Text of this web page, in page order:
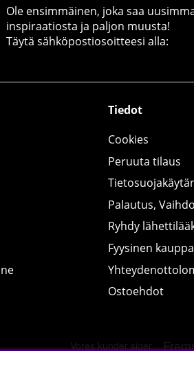
Ole ensimmäinen, joka saa
inspiraatiosta ja paljon muusta!
Täytä sähköpostiosoitteesi alla:
Tiedot
Cookies
Peruuta tilaus
Palautus,
Ryhdy
Fyysinen kauppa
Ostoehdot